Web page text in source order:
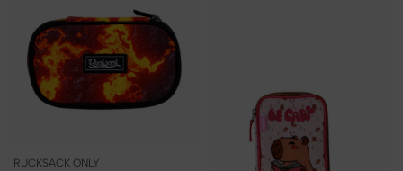
RUCKSACK ONLY